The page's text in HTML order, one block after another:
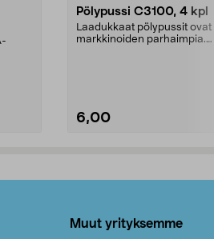
Pölypussi C3100, 4 kpl
Laadukkaat pölypussit ovat
markkinoiden parhaimpia.
6,00
Muut yrityksemme